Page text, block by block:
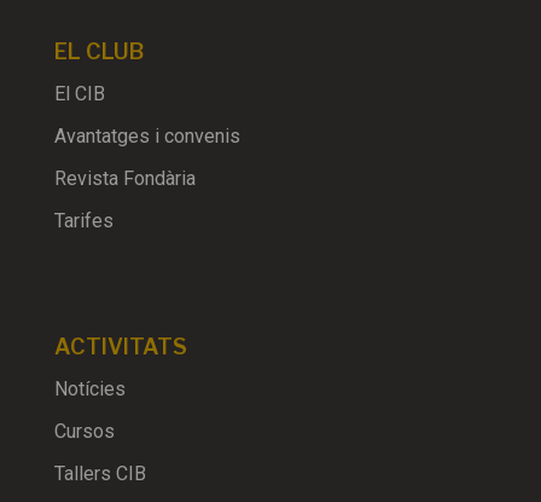
EL CLUB
El CIB
Avantatges i convenis
Revista Fondària
Tarifes
ACTIVITATS
Notícies
Cursos
Tallers CIB